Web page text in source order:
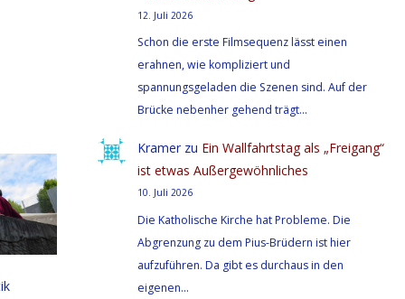
12. Juli 2026
Schon die erste Filmsequenz lässt einen
erahnen, wie kompliziert und
spannungsgeladen die Szenen sind. Auf der
Brücke nebenher gehend trägt…
Kramerzu Ein Wallfahrtstag als „Freigang“
ist etwas Außergewöhnliches
10. Juli 2026
Die Katholische Kirche hat Probleme. Die
Abgrenzung zu dem Pius-Brüdern ist hier
aufzuführen. Da gibt es durchaus in den
eigenen…